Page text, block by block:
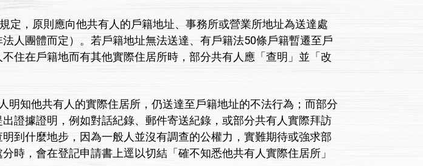
，原則應向他共有人的戶籍地址、事務所或營業所地址為送達處
人團體而定）。若戶籍地址無法送達、有戶籍法50條戶籍暫遷至戶
住在戶籍地而有其他實際住居所時，部分共有人應「查明」並「改
知他共有人的實際住居所，仍送達至戶籍地址的不法行為；而部分
證據證明，例如對話紀錄、郵件寄送紀錄，或部分共有人實際拜訪
到什麼地步，因為一般人並沒有調查的公權力，實難期待或強求部
時，會在登記申請書上逕以切結「確不知悉他共有人實際住居所」